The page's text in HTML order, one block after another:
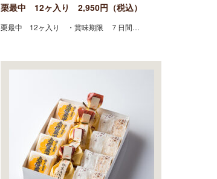
栗最中 12ヶ入り 2,950円（税込）
栗最中 12ヶ入り ・賞味期限 ７日間…